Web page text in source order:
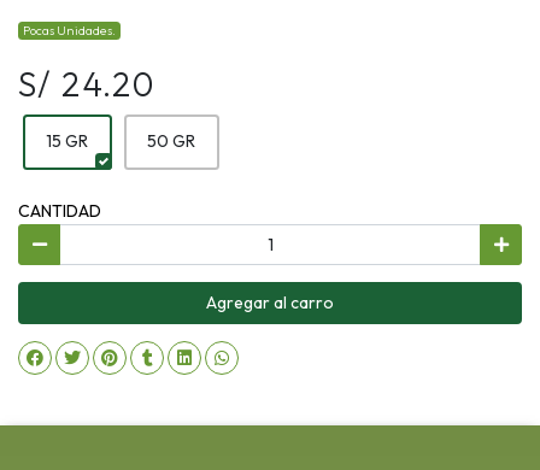
Pocas Unidades.
S/ 24.20
15 GR 50 GR
CANTIDAD
Agregar al carro